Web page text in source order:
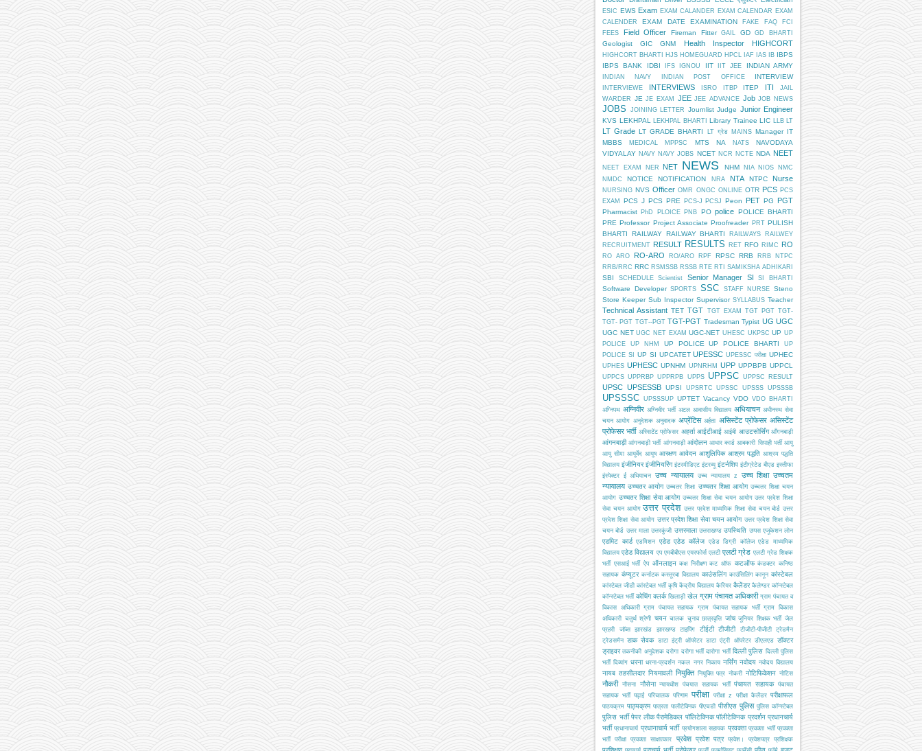
ESIC EWS Exam EXAM CALANDER EXAM CALENDAR EXAM
CALENDER
EXAM DATE EXAMINATION FAKE FAQ
FCI
FEES
Field Officer Fireman Fitter GAIL GD GD BHARTI
Geologist GIC GNM Health Inspector HIGHCORT
HIGHCORT BHARTI HJS HOMEGUARD HPCL IAF IAS IB IBPS
IBPS BANK
IDBI IFS IGNOU IIT IIT JEE INDIAN ARMY
INDIAN NAVY INDIAN POST OFFICE INTERVIEW
INTERVIEWE INTERVIEWS ISRO ITBP ITEP ITI
JAIL
WARDER JE JE EXAM JEE JEE ADVANCE Job JOB NEWS
JOBS JOINING LETTER Journlist Judge Junior Engineer
KVS LEKHPAL LEKHPAL BHARTI Library Trainee LIC LLB LT
LT Grade LT GRADE BHARTI LT ग्रेड MAINS Manager IT
MBBS
MEDICAL MPPSC MTS NA NATS
NAVODAYA
VIDYALAY NAVY NAVY JOBS NCET NCR NCTE NDA NEET
NEET EXAM NER NET NEWS NHM NIA NIOS
NMC
NMDC
NOTICE NOTIFICATION NRA NTA NTPC Nurse
NURSING NVS Officer OMR ONGC ONLINE OTR PCS PCS
EXAM
PCS J PCS PRE PCS-J PCSJ Peon PET PG PGT
Pharmacist PhD PLOICE PNB PO police POLICE BHARTI
PRE Professor Project Associate Proofreader PRT PULISH
BHARTI
RAILWAY RAILWAY BHARTI RAILWAYS
RAILWEY
RECRUITMENT RESULT RESULTS RET RFO RIMC RO
RO ARO RO-ARO RO/ARO RPF RPSC RRB
RRB NTPC
RRB/RRC RRC RSMSSB RSSB RTE RTI SAMIKSHA ADHIKARI
SBI SCHEDULE Scientist Senior Manager SI SI BHARTI
Software Developer SPORTS SSC STAFF NURSE
Steno
Store Keeper Sub Inspector Supervisor SYLLABUS Teacher
Technical Assistant TET TGT TGT EXAM TGT PGT TGT-
TGT- PGT TGT--PGT TGT-PGT Tradesman Typist UG UGC
UGC NET UGC NET EXAM UGC-NET UHESC UKPSC UP UP
POLICE
UP NHM UP POLICE UP POLICE BHARTI
UP
POLICE SI
UP SI UPCATET UPESSC UPESSC परीक्षा UPHEC
UPHES UPHESC UPNHM UPNRHM UPP UPPBPB UPPCL
UPPCS UPPRBP UPPRPB UPPS UPPSC UPPSC RESULT
UPSC UPSESSB UPSI UPSRTC UPSSC UPSSS UPSSSB
UPSSSC UPSSSUP UPTET Vacancy VDO VDO BHARTI
अग्निपथ अग्निवीर अग्निवीर भर्ती अटल आवासीय विद्यालय अधियाचन अधीनस्थ सेवा
चयन आयोग अनुदेशक अनुवादक अप्रेंटिस अर्हता असिस्टेंट प्रोफेसर असिस्टेंट
प्रोफेसर भर्ती अस्सिटेंट प्रोफेसर अहर्ता आईटीआई आईबी आउटसोर्सिंग आँगनबाड़ी
आंगनबाड़ी आंगनबाड़ी भर्ती आंगनवाड़ी आंदोलन आधार कार्ड आबकारी सिपाही भर्ती आयु
आयु सीमा आयुर्वेद आयुष आरक्षण आवेदन आशुलिपिक आश्रम पद्धति आश्रम पद्धति
विद्यालय इंजीनियर इंजीनियरिंग इंटरमीडिएट इंटरव्यू इंटर्नशिप इंटीग्रेटेड बीएड इस्तीफा
इंस्पेक्टर ई अधियाचन उच्च न्यायालय उच्च न्यायालय z उच्च शिक्षा उच्चतम
न्यायालय उच्चतर आयोग उच्चतर शिक्षा उच्चतर शिक्षा आयोग उच्चतर शिक्षा चयन
आयोग उच्चतर शिक्षा सेवा आयोग उच्चतर शिक्षा सेवा चयन आयोग उतर प्रदेश शिक्षा
सेवा चयन आयोग उत्तर प्रदेश उत्तर प्रदेश माध्यमिक शिक्षा सेवा चयन बोर्ड उत्तर
प्रदेश शिक्षा सेवा आयोग उत्तर प्रदेश शिक्षा सेवा चयन आयोग उत्तर प्रदेश शिक्षा सेवा
चयन बोर्ड उत्तर माला उत्तरकुंजी उत्तरमाला उत्तराखण्ड उपस्थिति उप्पस एजूकेशन लोन
एडमिट कार्ड एडमिशन एडेड एडेड कॉलेज एडेड डिग्री कॉलेज एडेड माध्यमिक
विद्यालय एडेड विद्यालय एप एमबीबीएस एयरफोर्स एलटी एलटी ग्रेड एलटी ग्रेड शिक्षक
भर्ती एसआई भर्ती ऐप ऑनलाइन कक्ष निरीक्षण कट ऑफ कटऑफ कंडक्टर कनिष्ठ
सहायक कंप्यूटर कर्नाटक कस्तूरबा विद्यालय काउंसलिंग काउंसिलिंग कानून कांस्टेबल
कांस्टेबल जीडी कांस्टेबल भर्ती कृषि केंद्रीय विद्यालय कैरियर कैलेंडर कैलेण्डर कॉन्स्टेबल
कॉन्स्टेबल भर्ती कोचिंग क्लर्क खिलाड़ी खेल ग्राम पंचायत अधिकारी ग्राम पंचायत व
विकास अधिकारी ग्राम पंचायत सहायक ग्राम पंचायत सहायक भर्ती ग्राम विकास
अधिकारी चतुर्थ श्रेणी चयन चालक चुनाव छात्रवृत्ति जांच जूनियर शिक्षक भर्ती जेल
प्रहरी
जॉब्स झारखंड झारखण्ड टाइपिंग टीईटी टीजीटी टीजीटी-पीजीटी
ट्रेडमैन
ट्रेडसमैन डाक सेवक डाटा इंट्री ऑपरेटर डाटा एंट्री ऑपरेटर डीएलएड डॉक्टर
ड्राइवर तकनीकी अनुदेशक दरोगा दरोगा भर्ती दारोगा भर्ती दिल्ली पुलिस दिल्ली पुलिस
भर्ती दिव्यांग धरना धरना-प्रदर्शन नकल नगर निकाय नर्सिंग नवोदय नवोदय विद्यालय
नायब तहसीलदार नियमावली नियुक्ति नियुक्ति पत्र नोकरी नोटिफिकेशन नोटिस
नौकरी नौसना नौसेना न्यायधीश पंचयात सहायक भर्ती पंचायत सहायक पंचायत
सहायक भर्ती पढ़ाई परिचालक परिणाम परीक्षा परीक्षा z परीक्षा कैलेंडर परीक्षाफल
पाठयक्रम पाठ्यक्रम पात्रता पालीटेक्निक पीएचडी पीसीएस पुलिस पुलिस कॉन्स्टेबल
पुलिस भर्ती पेपर लीक पैरामेडिकल पॉलिटेक्निक पॉलीटेक्निक प्रदर्शन प्रधानचार्य
भर्ती प्रधानाचार्य प्रधानाचार्य भर्ती प्रयोगशाला सहायक प्रवक्ता प्रवक्ता भर्ती प्रवक्ता
भर्ती परीक्षा
प्रवक्ता साक्षात्कार प्रवेश प्रवेश पत्र प्रवेश। प्रवेशपत्र प्रशिक्षक